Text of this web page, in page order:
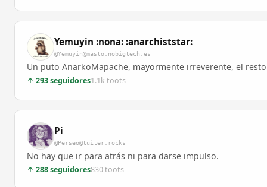
Yemuyin :nona: :anarchiststar:
@Yemuyin@masto.nobigtech.es
Un puto AnarkoMapache, mayormente irreverente, el
↑ 293 seguidores1.1k toots
Pi
@Perseo@tuiter.rocks
No hay que ir para atrás ni para darse impulso.
↑ 288 seguidores830 toots